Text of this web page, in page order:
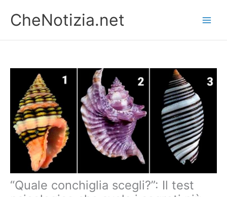
contenuto
CheNotizia.net
“Quale conchiglia scegli?”: Il test